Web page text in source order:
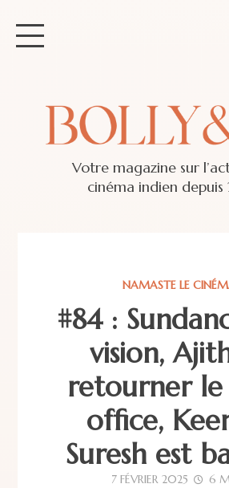
Votre magazine sur
cinéma indien
NAMASTE LE
#84 :
vision,
retourner
office,
Suresh est
7 FÉVRIER 2025 6